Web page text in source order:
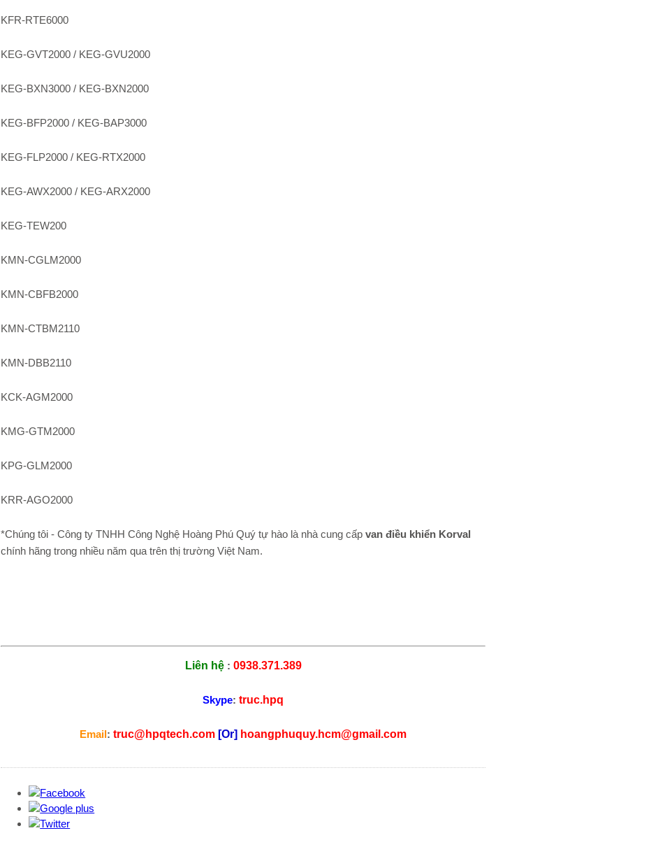
KFR-RTE6000
KEG-GVT2000 / KEG-GVU2000
KEG-BXN3000 / KEG-BXN2000
KEG-BFP2000 / KEG-BAP3000
KEG-FLP2000 / KEG-RTX2000
KEG-AWX2000 / KEG-ARX2000
KEG-TEW200
KMN-CGLM2000
KMN-CBFB2000
KMN-CTBM2110
KMN-DBB2110
KCK-AGM2000
KMG-GTM2000
KPG-GLM2000
KRR-AGO2000
*Chúng tôi - Công ty TNHH Công Nghệ Hoàng Phú Quý tự hào là nhà cung cấpvan điều khiển Korval
chính hãng trong nhiều năm qua trên thị trường Việt Nam.
Liên hệ: 0938.371.389
Skype:truc.hpq
Email:truc@hpqtech.com [Or] hoangphuquy.hcm@gmail.com